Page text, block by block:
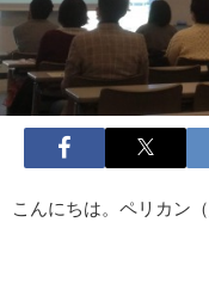
こんにちは。ペリカン（